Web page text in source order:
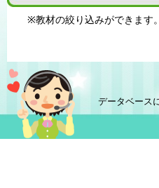
※教材の絞り込みができます
データベース